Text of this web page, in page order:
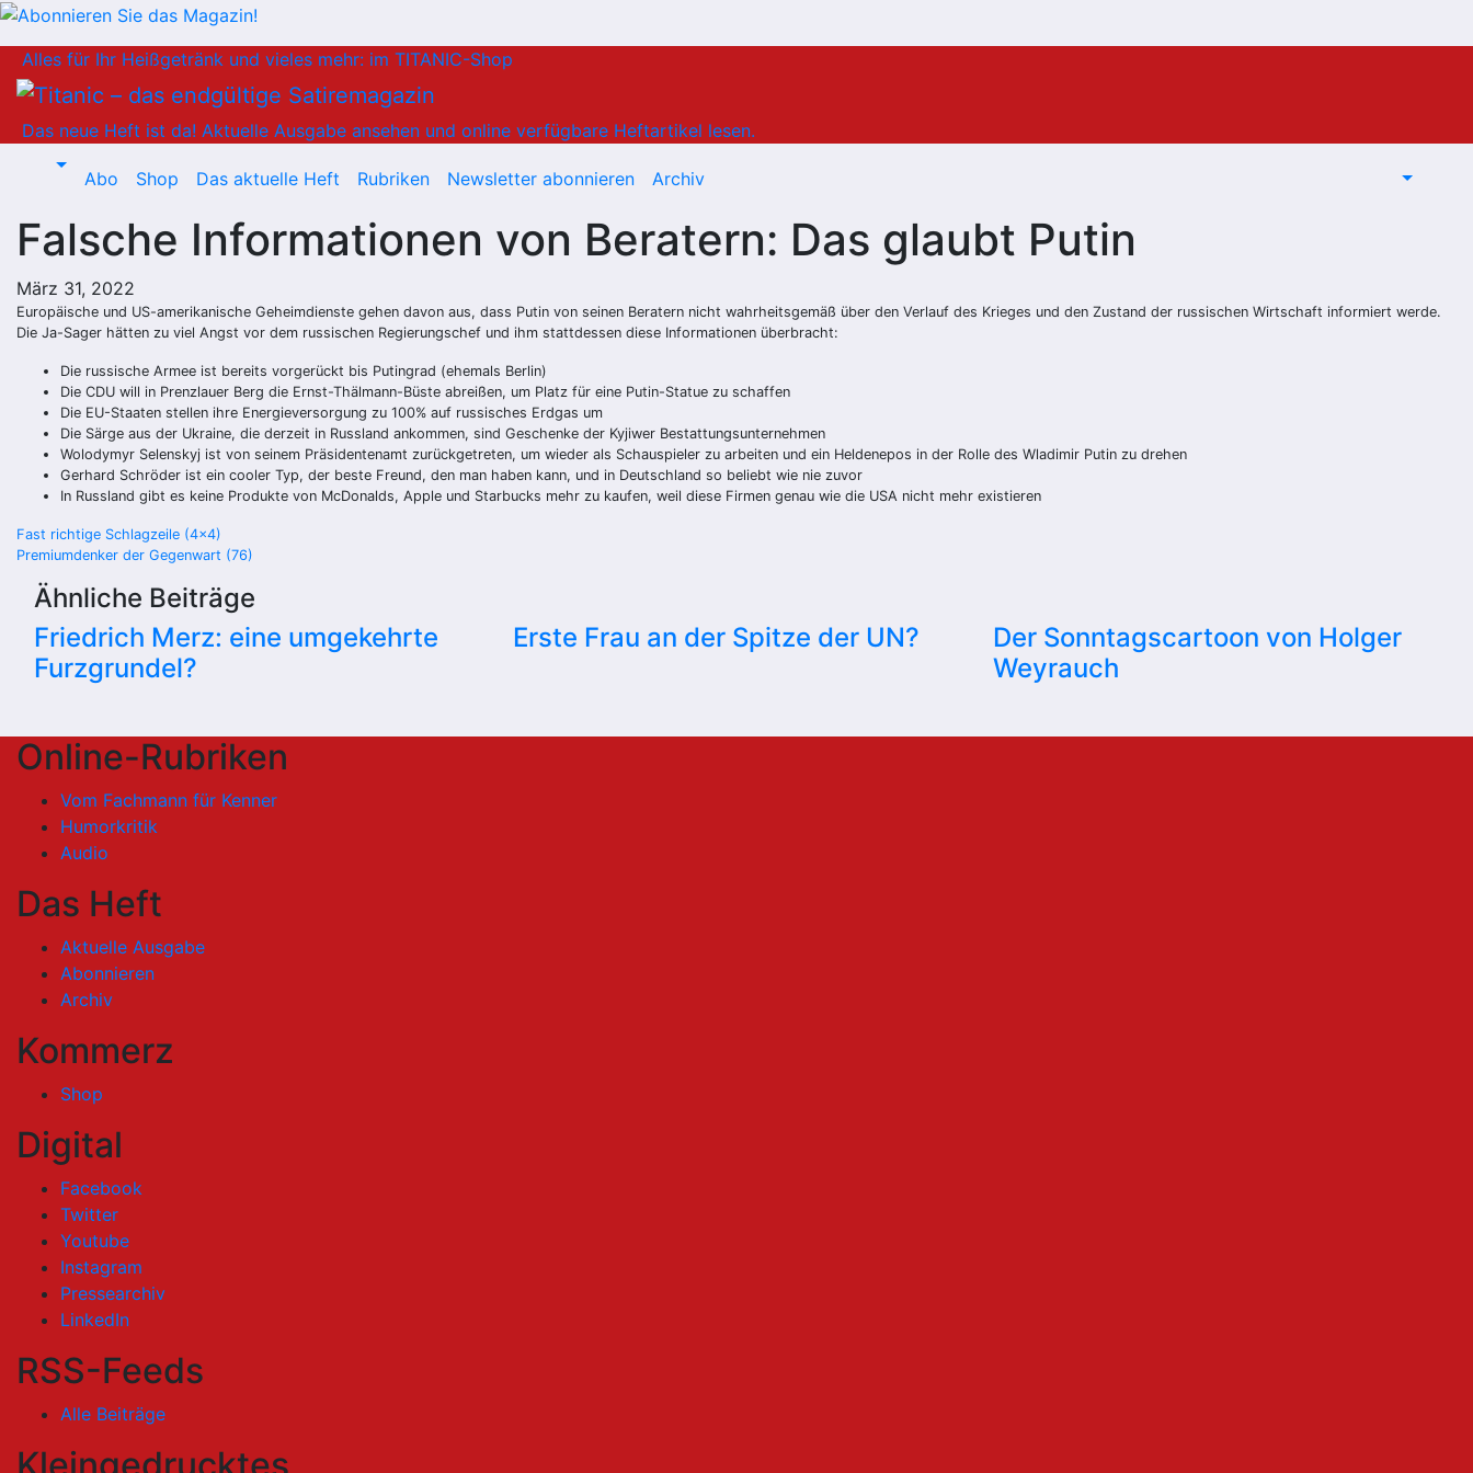
Inhalt
springen
Alles für Ihr Heißgetränk und vieles mehr: im TITANIC-Shop
Das neue Heft ist da! Aktuelle Ausgabe ansehen und online verfügbare Heftartikel lesen.
Abo Shop Das aktuelle Heft Rubriken Newsletter abonnieren Archiv
Falsche Informationen von Beratern: Das glaubt Putin
März 31, 2022
Europäische und US-amerikanische Geheimdienste gehen davon aus, dass Putin von seinen Beratern nicht wahrheitsgemäß über den Verlauf des Krieges und den Zustand der russischen Wirtschaft informiert werde.
Die Ja-Sager hätten zu viel Angst vor dem russischen Regierungschef und ihm stattdessen diese Informationen überbracht:
Die russische Armee ist bereits vorgerückt bis Putingrad (ehemals Berlin)
Die CDU will in Prenzlauer Berg die Ernst-Thälmann-Büste abreißen, um Platz für eine Putin-Statue zu schaffen
Die EU-Staaten stellen ihre Energieversorgung zu 100% auf russisches Erdgas um
Die Särge aus der Ukraine, die derzeit in Russland ankommen, sind Geschenke der Kyjiwer Bestattungsunternehmen
Wolodymyr Selenskyj ist von seinem Präsidentenamt zurückgetreten, um wieder als Schauspieler zu arbeiten und ein Heldenepos in der Rolle des Wladimir Putin zu drehen
Gerhard Schröder ist ein cooler Typ, der beste Freund, den man haben kann, und in Deutschland so beliebt wie nie zuvor
In Russland gibt es keine Produkte von McDonalds, Apple und Starbucks mehr zu kaufen, weil diese Firmen genau wie die USA nicht mehr existieren
Beitragsnavigation
Fast richtige Schlagzeile (4×4)
Premiumdenker der Gegenwart (76)
Ähnliche Beiträge
Friedrich Merz: eine umgekehrte
Furzgrundel?
Erste Frau an der Spitze der UN?
Der Sonntagscartoon von Holger
Weyrauch
Online-Rubriken
Vom Fachmann für Kenner
Humorkritik
Audio
Das Heft
Aktuelle Ausgabe
Abonnieren
Archiv
Kommerz
Shop
Digital
Facebook
Twitter
Youtube
Instagram
Pressearchiv
LinkedIn
RSS-Feeds
Alle Beiträge